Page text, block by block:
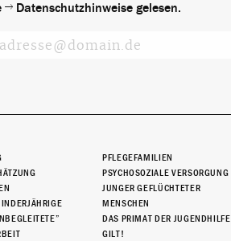
Datenschutzhinweise gelesen.
PFLEGEFAMILIEN
PSYCHOSOZIALE VERSORGUNG
JUNGER GEFLÜCHTETER
MENSCHEN
DAS PRIMAT DER JUGENDHILFE
GILT!